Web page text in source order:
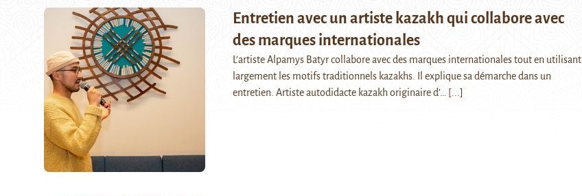
Entretien avec un artiste kazakh qui collabore avec
des marques internationales
L’artiste Alpamys Batyr collabore avec des marques internationales tout en utilisant
largement les motifs traditionnels kazakhs. Il explique sa démarche dans un
entretien. Artiste autodidacte kazakh originaire d’…
[...]